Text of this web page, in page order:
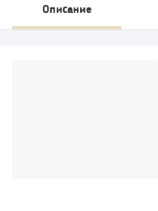
Описание